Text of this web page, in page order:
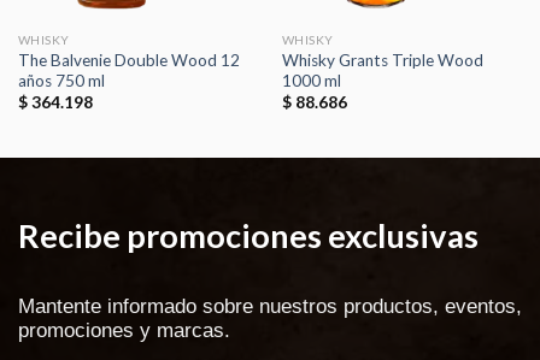
WHISKY
The Balvenie Double Wood 12
años 750 ml
$364.198
WHISKY
Whisky Grants Triple Wood
1000 ml
$88.686
Recibe promociones exclusivas
Mantente informado sobre nuestros productos, eventos,
promociones y marcas.